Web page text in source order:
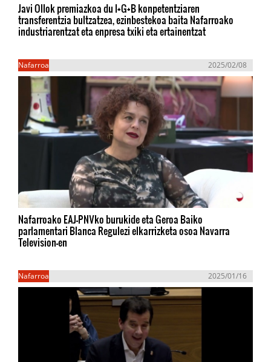
Javi Ollok premiazkoa du I+G+B konpetentziaren
transferentzia bultzatzea, ezinbestekoa baita Nafarroako
industriarentzat eta enpresa txiki eta ertainentzat
Nafarroa 2025/02/08
Nafarroako EAJ-PNVko burukide eta Geroa Baiko
parlamentari Blanca Regulezi elkarrizketa osoa Navarra
Television-en
Nafarroa 2025/01/16